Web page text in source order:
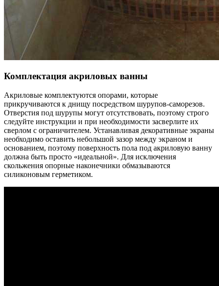
Комплектация акриловых ванны
Акриловые комплектуются опорами, которые
прикручиваются к днищу посредством шурупов-саморезов.
Отверстия под шурупы могут отсутствовать, поэтому строго
следуйте инструкции и при необходимости засверлите их
сверлом с ограничителем. Устанавливая декоративные экраны
необходимо оставить небольшой зазор между экраном и
основанием, поэтому поверхность пола под акриловую ванну
должна быть просто «идеальной». Для исключения
скольжения опорные наконечники обмазываются
силиконовым герметиком.